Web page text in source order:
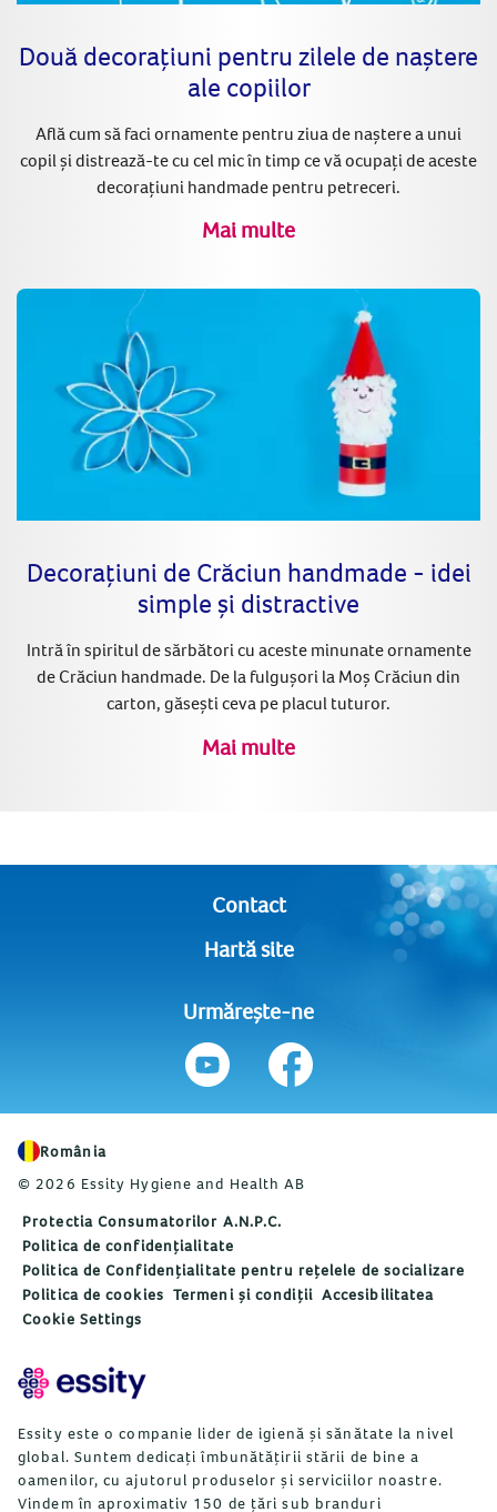
Două decorațiuni pentru zilele de naștere
ale copiilor
Află cum să faci ornamente pentru ziua de naștere a unui
copil și distrează-te cu cel mic în timp ce vă ocupați de aceste
decorațiuni handmade pentru petreceri.
Mai multe
Decorațiuni de Crăciun handmade - idei
simple și distractive
Intră în spiritul de sărbători cu aceste minunate ornamente
de Crăciun handmade. De la fulgușori la Moș Crăciun din
carton, găsești ceva pe placul tuturor.
Mai multe
Contact
Hartă site
Urmărește-ne
România
© 2026 Essity Hygiene and Health AB
Protectia Consumatorilor A.N.P.C.
Politica de confidențialitate
Politica de Confidențialitate pentru rețelele de socializare
Politica de cookies Termeni și condiții Accesibilitatea
Cookie Settings
Essity este o companie lider de igienă și sănătate la nivel
global. Suntem dedicați îmbunătățirii stării de bine a
oamenilor, cu ajutorul produselor și serviciilor noastre.
Vindem în aproximativ 150 de țări sub branduri